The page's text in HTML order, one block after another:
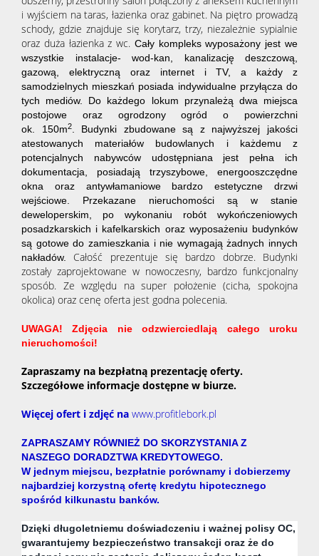
i wyjściem na taras, łazienka oraz gabinet. Na piętro prowadzą
schody, gdzie znajduje się korytarz, trzy, niezależnie sypialnie
oraz duża łazienka z wc. Cały kompleks wyposażony jest we
wszystkie instalacje- wod-kan, kanalizację deszczową,
gazową, elektryczną oraz internet i TV, a każdy z
samodzielnych mieszkań posiada indywidualne przyłącza do
tych mediów. Do każdego lokum przynależą dwa miejsca
postojowe oraz ogrodzony ogród o powierzchni
ok. 150m2.
Budynki zbudowane są z najwyższej jakości
atestowanych materiałów budowlanych i każdemu z
potencjalnych nabywców udostępniana jest pełna ich
dokumentacja, posiadają trzyszybowe, energooszczędne
okna oraz antywłamaniowe bardzo estetyczne drzwi
wejściowe. Przekazane nieruchomości są w stanie
deweloperskim, po wykonaniu robót wykończeniowych
posadzkarskich i kafelkarskich oraz wyposażeniu budynków
są gotowe do zamieszkania i nie wymagają żadnych innych
nakładów.
Całość prezentuje się bardzo dobrze. Budynki
zostały zaprojektowane w nowoczesny, bardzo funkcjonalny
sposób. Ze względu na super położenie (cicha, spokojna
okolica) oraz cenę oferta jest godna polecenia.
UWAGA! Zdjęcia nie odzwierciedlają całego uroku
nieruchomości!
Zapraszamy na bezpłatną prezentację oferty.
Szczegółowe informacje dostępne w biurze.
Więcej ofert i zdjęć na www.profitlebork.pl
ZAPRASZAMY RÓWNIEŻ DO SKORZYSTANIA Z
NASZEGO DORADZTWA KREDYTOWEGO.
W jednym miejscu, bezpłatnie porównamy i dobierzemy
najbardziej korzystną ofertę kredytu hipotecznego
spośród kilkunastu banków.
Dzięki długoletniemu doświadczeniu i ważnej polisy OC,
gwarantujemy bezpieczeństwo transakcji oraz że do